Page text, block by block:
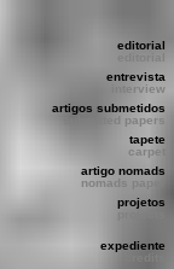
editorial
entrevista
interview
artigos submetidos
submitted papers
tapete
carpet
artigo nomads
nomads paper
projetos
expediente